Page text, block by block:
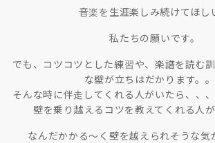
音楽を生涯楽しみ続けてほし
私たちの願いです。
でも、コツコツとした練習や、楽譜を読む
な壁が立ちはだかります。。
そんな時に伴走してくれる人がいたら、、
壁を乗り越えるコツを教えてくれる人が
なんだかかる〜く壁を越えられそうな気